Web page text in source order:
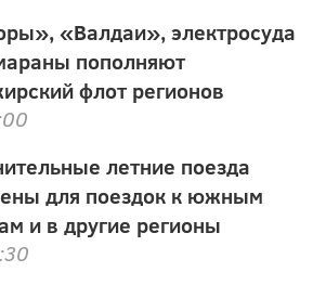
«Валдаи», электросуда
пополняют
флот регионов
летние поезда
для поездок к южным
и в другие регионы